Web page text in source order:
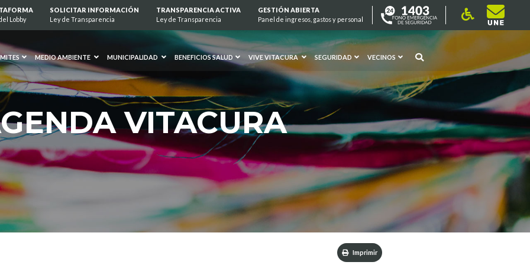
Lobby
SOLICITAR INFORMACIÓN
Ley de Transparencia
TRANSPARENCIA ACTIVA
Ley de Transparencia
GESTIÓN ABIERTA
Panel de ingresos, gastos y personal
MEDIO AMBIENTE MUNICIPALIDAD BENEFICIOS SALUD VIVE VITACURA SEGURIDAD VECINOS
VITACURA
Imprimir